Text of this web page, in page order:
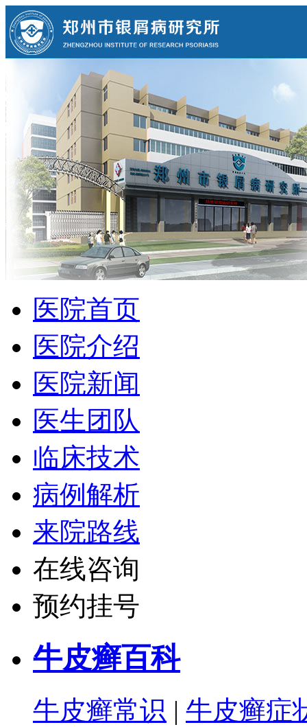
医院首页
医院介绍
医院新闻
医生团队
临床技术
病例解析
来院路线
在线咨询
预约挂号
牛皮癣百科
牛皮癣常识 | 牛皮癣症